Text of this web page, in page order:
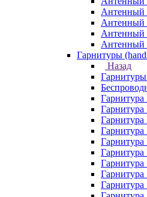
Антенный
Антенный
Антенный
Антенный
Гарнитуры
Назад
Гарнитуры
Гарнитура
Гарнитура
Гарнитура
Гарнитура
Гарнитура
Гарнитура
Гарнитура
Гарнитура
Гарнитура